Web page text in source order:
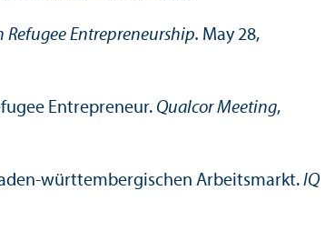
Refugee Entrepreneur­ship. May 28,
Entrepreneur. Qualcor Meeting,
württembergischen Arbeits­markt. IQ